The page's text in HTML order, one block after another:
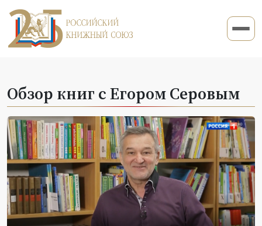
Обзор книг с Егором Серовым